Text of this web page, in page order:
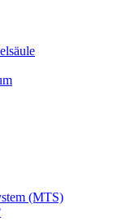
(MTS)